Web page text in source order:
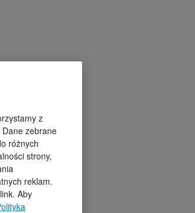
z
zebrane
różnych
strony,
reklam.
Aby